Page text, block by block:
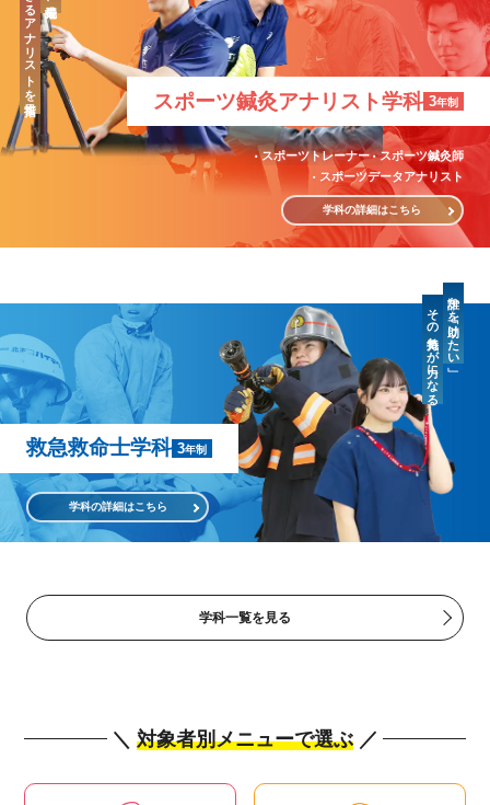
スポーツ鍼灸アナリスト学科 3年制
スポーツトレーナー
スポーツ鍼灸師
スポーツデータアナリスト
学科の詳細はこちら
救急救命士学科 3年制
学科の詳細はこちら
誰かを「助けたい」
その気持ちが力になる
学科一覧を見る
＼ 対象者別メニューで選ぶ ／